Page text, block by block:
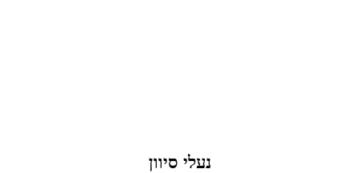
נעלי סיוון